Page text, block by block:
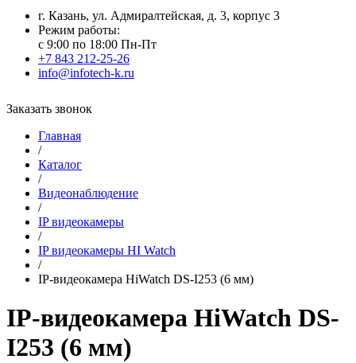
г. Казань, ул. Адмиралтейская, д. 3, корпус 3
Режим работы:
с 9:00 по 18:00 Пн-Пт
+7 843 212-25-26
info@infotech-k.ru
Заказать звонок
Главная
/
Каталог
/
Видеонаблюдение
/
IP видеокамеры
/
IP видеокамеры HI Watch
/
IP-видеокамера HiWatch DS-I253 (6 мм)
IP-видеокамера HiWatch DS-
I253 (6 мм)